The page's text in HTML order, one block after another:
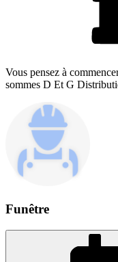
Vous pensez à
sommes D Et G
Funêtre